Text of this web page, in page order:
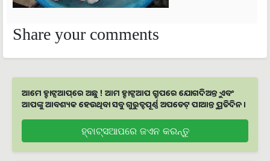
Share your comments
ଆମେ ହ୍ବାଟ୍ସଆପ୍‌ରେ ଅଛୁ ! ଆମ ହ୍ବାଟ୍ସଆପ ଗ୍ରୁପରେ ଯୋଗଦିଅନ୍ତୁ ଏବଂ
ଆପଙ୍କୁ ଆବଶ୍ୟକ ହେଉଥିବା ସବୁ ଗୁରୁତ୍ବପୂର୍ଣ୍ଣ ଅପଡେଟ୍‌ ପାଆନ୍ତୁ ପ୍ରତିଦିନ ।
ହ୍ବାଟ୍ସଆପରେ ଜଏନ କରନ୍ତୁ